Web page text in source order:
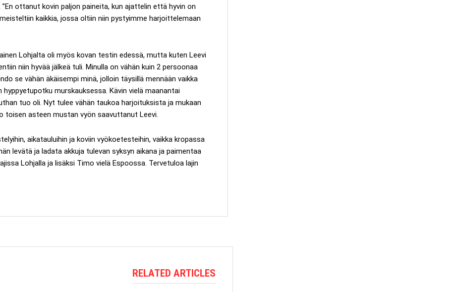
ottanut kovin paljon paineita, kun ajattelin että hyvin on
kaikkia, jossa oltiin niin pystyimme harjoittelemaan
Lohjalta oli myös kovan testin edessä, mutta kuten Leevi
niin hyvää jälkeä tuli. Minulla on vähän kuin 2 persoonaa
se vähän äkäisempi minä, jolloin täysillä mennään vaikka
murskauksessa. Kävin vielä maanantai
tuo oli. Nyt tulee vähän taukoa harjoituksista ja mukaan
toisen asteen mustan vyön saavuttanut Leevi.
aikatauluihin ja koviin vyökoetesteihin, vaikka kropassa
levätä ja ladata akkuja tulevan syksyn aikana ja paimentaa
Lohjalla ja lisäksi Timo vielä Espoossa. Tervetuloa lajin
RELATED ARTICLES